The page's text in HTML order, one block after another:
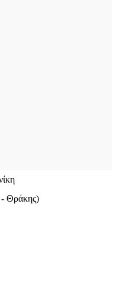
- Θράκης)